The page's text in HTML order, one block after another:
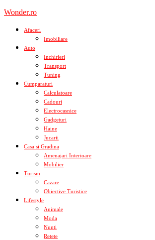
Skip
content
Wonder.ro
Afaceri
Imobiliare
Auto
Inchirieri
Transport
Tuning
Cumparaturi
Calculatoare
Cadouri
Electrocasnice
Gadgeturi
Haine
Jucarii
Casa si Gradina
Amenajari Interioare
Mobilier
Turism
Cazare
Obiective Turistice
Lifestyle
Animale
Moda
Nunti
Retete